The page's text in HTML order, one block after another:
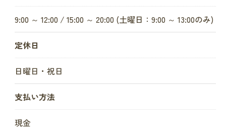
9:00 ～ 12:00 / 15:00 ～ 20:00 (土曜日：9:00 ～ 13:00のみ)
定休日
日曜日・祝日
支払い方法
現金